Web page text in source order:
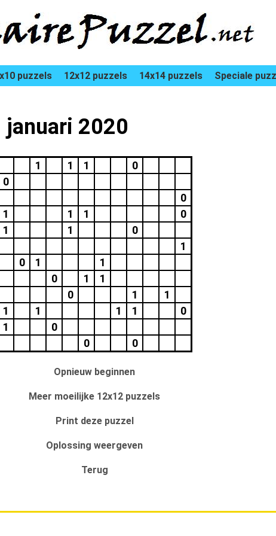
puzzels 12x12 puzzels 14x14 puzzels Speciale
januari 2020
1 1 1
0
0
0
1
1 1
0
1
1
0
1
0
1
1
0
1
1
0
1
1
1
1 1 1
0
1
0
0
0
Opnieuw beginnen
Meer moeilijke 12x12 puzzels
Print deze puzzel
Oplossing weergeven
Terug